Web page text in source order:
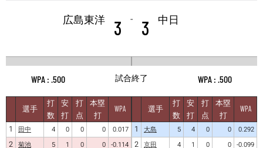
広島東洋 3 - 3 中日
.500 試合終了 .500
選手
打
数
安
打
打
点
本塁
打
WPA
1 田中 4 0 0 0 0.017
2 菊池 5 1 0 0 -0.114
選手
打
数
安
打
打
点
本塁
打
WPA
1 大島 5 4 0 0 0.292
2 京田 4 1 0 0 -0.099